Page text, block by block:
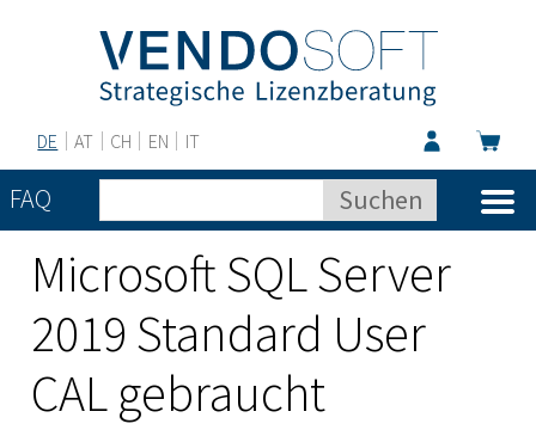
DE AT CH EN IT
FAQ
Microsoft SQL Server
2019 Standard User
CAL gebraucht